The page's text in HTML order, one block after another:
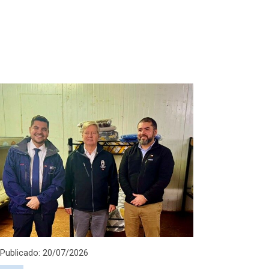
Publicado: 20/07/2026